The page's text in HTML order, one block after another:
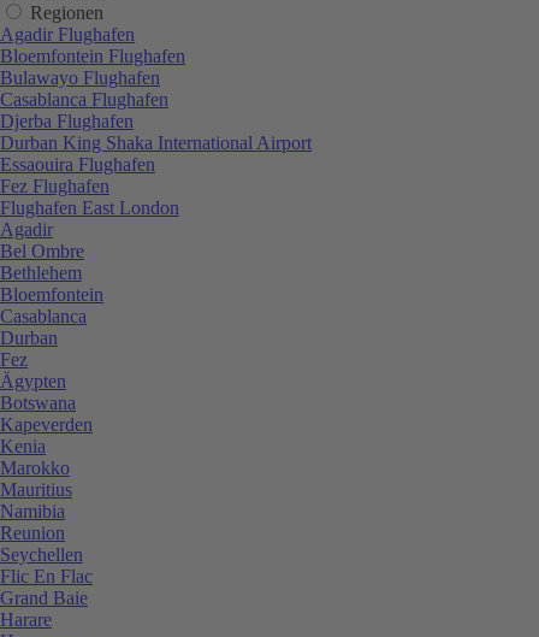
Regionen
Agadir Flughafen
Bloemfontein Flughafen
Bulawayo Flughafen
Casablanca Flughafen
Djerba Flughafen
Durban King Shaka International Airport
Essaouira Flughafen
Fez Flughafen
Flughafen East London
Agadir
Bel Ombre
Bethlehem
Bloemfontein
Casablanca
Durban
Fez
Ägypten
Botswana
Kapeverden
Kenia
Marokko
Mauritius
Namibia
Reunion
Seychellen
Flic En Flac
Grand Baie
Harare